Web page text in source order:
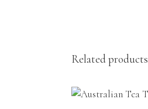
Related products